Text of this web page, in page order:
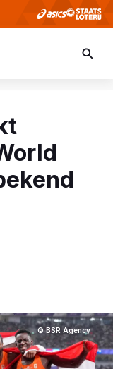
© BSR Agency